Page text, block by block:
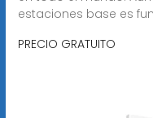
estaciones base es
PRECIO GRATUITO